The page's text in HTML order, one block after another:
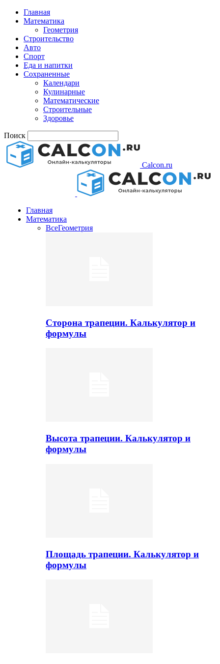
Главная
Математика
Геометрия
Строительство
Авто
Спорт
Еда и напитки
Сохраненные
Календари
Кулинарные
Математические
Строительные
Здоровье
Поиск
Calcon.ru
Главная
Математика
ВсеГеометрия
Сторона трапеции. Калькулятор и
формулы
Высота трапеции. Калькулятор и
формулы
Площадь трапеции. Калькулятор и
формулы